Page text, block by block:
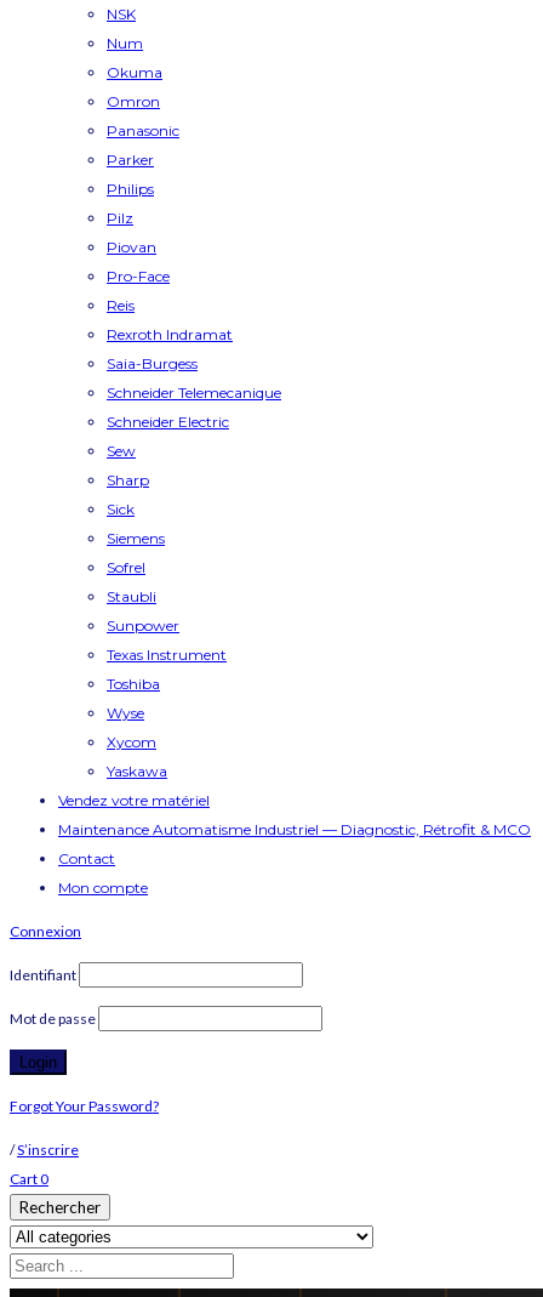
NSK
Num
Okuma
Omron
Panasonic
Parker
Philips
Pilz
Piovan
Pro-Face
Reis
Rexroth Indramat
Saia-Burgess
Schneider Telemecanique
Schneider Electric
Sew
Sharp
Sick
Siemens
Sofrel
Staubli
Sunpower
Texas Instrument
Toshiba
Wyse
Xycom
Yaskawa
Vendez votre matériel
Maintenance Automatisme Industriel — Diagnostic, Rétrofit & MCO
Contact
Mon compte
Connexion
Identifiant
Mot de passe
Forgot Your Password?
/S’inscrire
Cart0
Rechercher